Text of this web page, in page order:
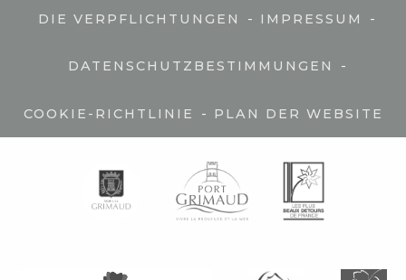
DIE VERPFLICHTUNGEN - IMPRESSUM -
DATENSCHUTZBESTIMMUNGEN -
COOKIE-RICHTLINIE - PLAN DER WEBSITE